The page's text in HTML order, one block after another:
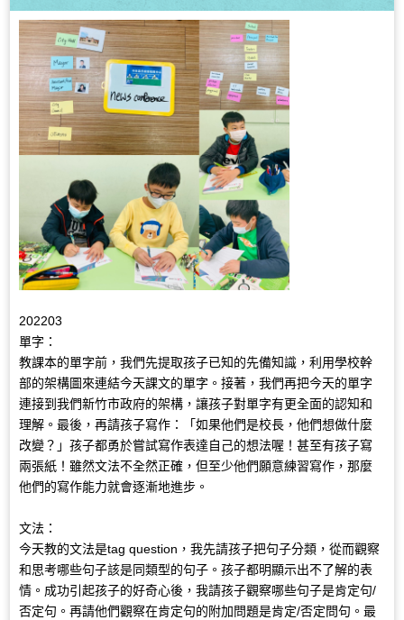
202203
單字：
教課本的單字前，我們先提取孩子已知的先備知識，利用學校幹
部的架構圖來連結今天課文的單字。接著，我們再把今天的單字
連接到我們新竹市政府的架構，讓孩子對單字有更全面的認知和
理解。最後，再請孩子寫作：「如果他們是校長，他們想做什麼
改變？」孩子都勇於嘗試寫作表達自己的想法喔！甚至有孩子寫
兩張紙！雖然文法不全然正確，但至少他們願意練習寫作，那麼
他們的寫作能力就會逐漸地進步。
文法：
今天教的文法是tag question，我先請孩子把句子分類，從而觀察
和思考哪些句子該是同類型的句子。孩子都明顯示出不了解的表
情。成功引起孩子的好奇心後，我請孩子觀察哪些句子是肯定句/
否定句。再請他們觀察在肯定句的附加問題是肯定/否定問句。最